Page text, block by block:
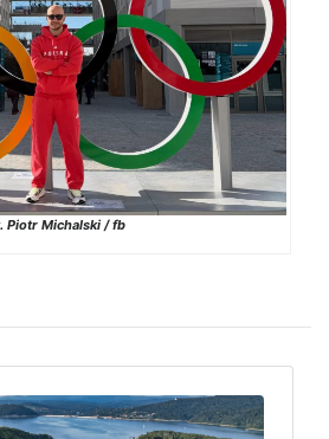
Piotr Michalski / fb